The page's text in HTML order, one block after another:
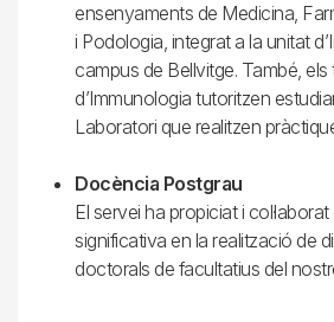
ensenyaments de Medicina,
i Podologia, integrat a la unitat
campus de Bellvitge. També,
d’Immunologia tutoritzen
Laboratori que realitzen
Docència Postgrau
El servei ha propiciat i
significativa en la realització de
doctorals de facultatius del